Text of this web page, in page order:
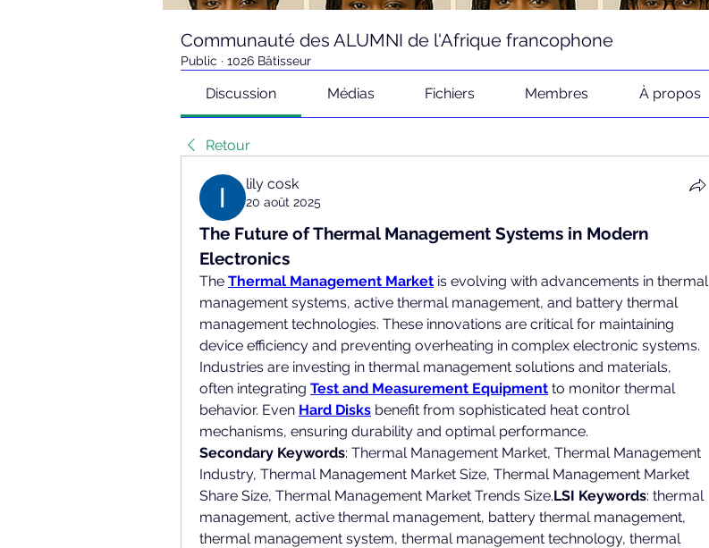
Communauté des ALUMNI de l'Afrique francophone
Public · 1026 Bâtisseur
Discussion Médias Fichiers Membres À propos
Retour
lily cosk
20 août 2025
The Future of Thermal Management Systems in Modern
Electronics
The Thermal Management Market is evolving with advancements in thermal
management systems, active thermal management, and battery thermal
management technologies. These innovations are critical for maintaining
device efficiency and preventing overheating in complex electronic systems.
Industries are investing in thermal management solutions and materials,
often integrating Test and Measurement Equipment to monitor thermal
behavior. Even Hard Disks benefit from sophisticated heat control
mechanisms, ensuring durability and optimal performance.
Secondary Keywords: Thermal Management Market, Thermal Management
Industry, Thermal Management Market Size, Thermal Management Market
Share Size, Thermal Management Market Trends Size.LSI Keywords: thermal
management, active thermal management, battery thermal management,
thermal management system, thermal management technology, thermal